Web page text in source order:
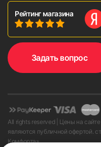
Рейтинг магазина
Задать вопрос
All rights reserved | Цены на
являются публичной офертой.
Комфорта»